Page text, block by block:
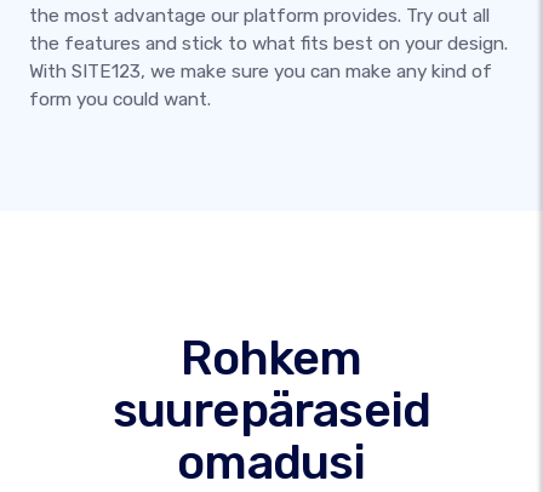
the most advantage our platform provides. Try out all
the features and stick to what fits best on your design.
With SITE123, we make sure you can make any kind of
form you could want.
Rohkem
suurepäraseid
omadusi